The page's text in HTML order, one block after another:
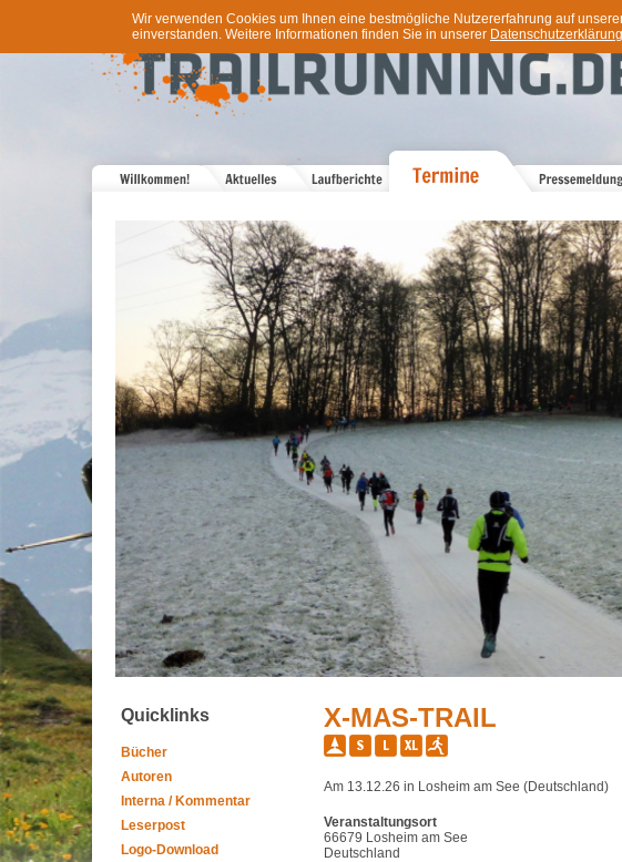
Wir verwenden Cookies um Ihnen eine bestmögliche Nutzererfahrung auf
einverstanden. Weitere Informationen finden Sie in unserer Datenschutzerklärung
Quicklinks
Bücher
Autoren
Interna / Kommentar
Leserpost
Logo-Download
X-MAS-TRAIL
Am 13.12.26 in Losheim am See (Deutschland)
Veranstaltungsort
66679 Losheim am See
Deutschland